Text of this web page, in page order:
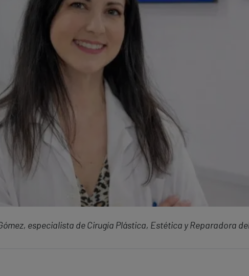
especialista de Cirugía Plástica, Estética y Reparadora